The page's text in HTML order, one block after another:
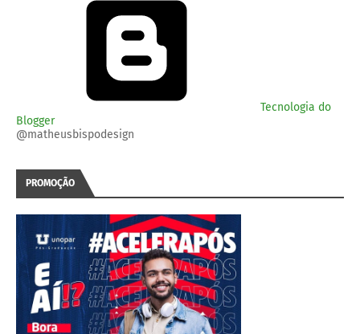
Tecnologia do
Blogger
@matheusbispodesign
PROMOÇÃO